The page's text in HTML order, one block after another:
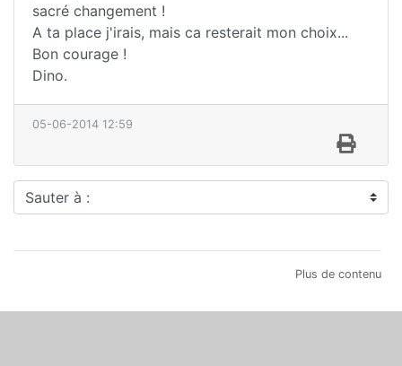
sacré changement !
A ta place j'irais, mais ca resterait mon choix...
Bon courage !
Dino.
05-06-2014 12:59
Sauter à :
Plus de contenu